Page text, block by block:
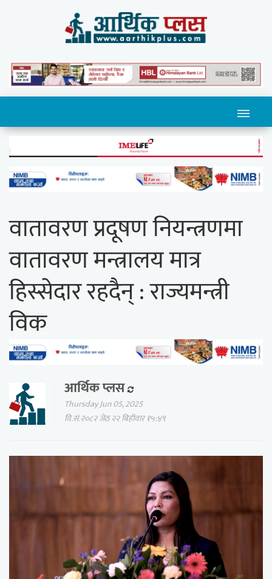
वातावरण प्रदूषण नियन्त्रणमा
वातावरण मन्त्रालय मात्र
हिस्सेदार रहदैन् : राज्यमन्त्री
विक
आर्थिक प्लस
Thursday Jun 05, 2025
वि.सं.२०८२ जेठ २२ बिहीवार १५:४९